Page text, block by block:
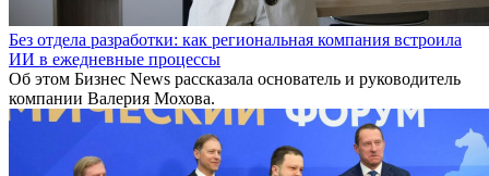
Без отдела разработки: как региональная компания встроила
ИИ в ежедневные процессы
Об этом Бизнес News рассказала основатель и руководитель
компании Валерия Мохова.